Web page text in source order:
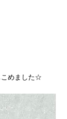
こめました☆